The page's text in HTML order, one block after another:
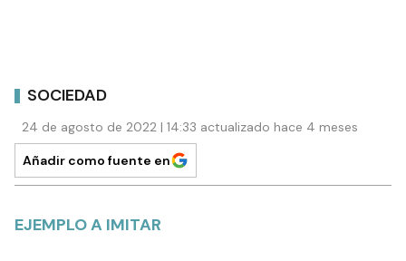
SOCIEDAD
24 de agosto de 2022 | 14:33 actualizado hace 4 meses
Añadir como fuente en
EJEMPLO A IMITAR